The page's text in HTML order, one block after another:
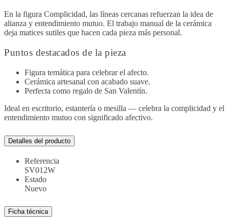
En la figura Complicidad, las líneas cercanas refuerzan la idea de
alianza y entendimiento mutuo. El trabajo manual de la cerámica
deja matices sutiles que hacen cada pieza más personal.
Puntos destacados de la pieza
Figura temática para celebrar el afecto.
Cerámica artesanal con acabado suave.
Perfecta como regalo de San Valentín.
Ideal en escritorio, estantería o mesilla — celebra la complicidad y el
entendimiento mutuo con significado afectivo.
Detalles del producto
Referencia
SV012W
Estado
Nuevo
Ficha técnica